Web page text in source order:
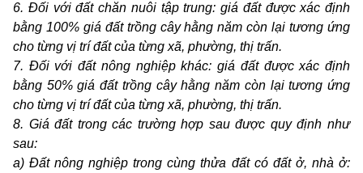
6. Đối với đất chăn nuôi tập trung: giá đất được xác định
bằng 100% giá đất trồng cây hằng năm còn lại tương ứng
cho từng vị trí đất của từng xã, phường, thị trấn.
7. Đối với đất nông nghiệp khác: giá đất được xác định
bằng 50% giá đất trồng cây hằng năm còn lại tương ứng
cho từng vị trí đất của từng xã, phường, thị trấn.
8. Giá đất trong các trường hợp sau được quy định như
sau:
a) Đất nông nghiệp trong cùng thửa đất có đất ở, nhà ở: